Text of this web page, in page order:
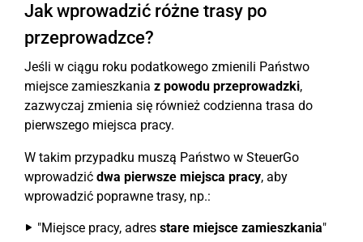
Jak wprowadzić różne trasy po
przeprowadzce?
Jeśli w ciągu roku podatkowego zmienili Państwo
miejsce zamieszkania z powodu przeprowadzki,
zazwyczaj zmienia się również codzienna trasa do
pierwszego miejsca pracy.
W takim przypadku muszą Państwo w SteuerGo
wprowadzić dwa pierwsze miejsca pracy, aby
wprowadzić poprawne trasy, np.:
"Miejsce pracy, adres stare miejsce zamieszkania"